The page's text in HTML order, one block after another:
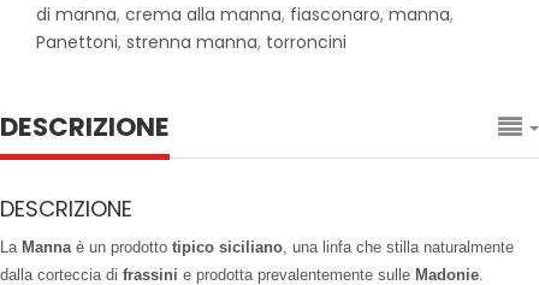
di manna, crema alla manna, fiasconaro, manna,
Panettoni, strenna manna, torroncini
DESCRIZIONE
DESCRIZIONE
La Manna è un prodotto tipico siciliano , una linfa che stilla naturalmente
dalla corteccia di frassini e prodotta prevalentemente sulle Madonie